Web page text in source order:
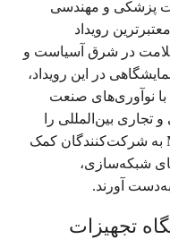
پزشکی و مهندسی
رویداد
در شرق آسیاست و
در این رویداد،
با نوآوری‌های صنعت
بین‌المللی را
فراهم می‌کنند. حضور در Medtec Japan به شرکت‌کنندگان کمک
شبکه‌سازی،
به‌دست آورند.
نمایشگاه تجهیزات